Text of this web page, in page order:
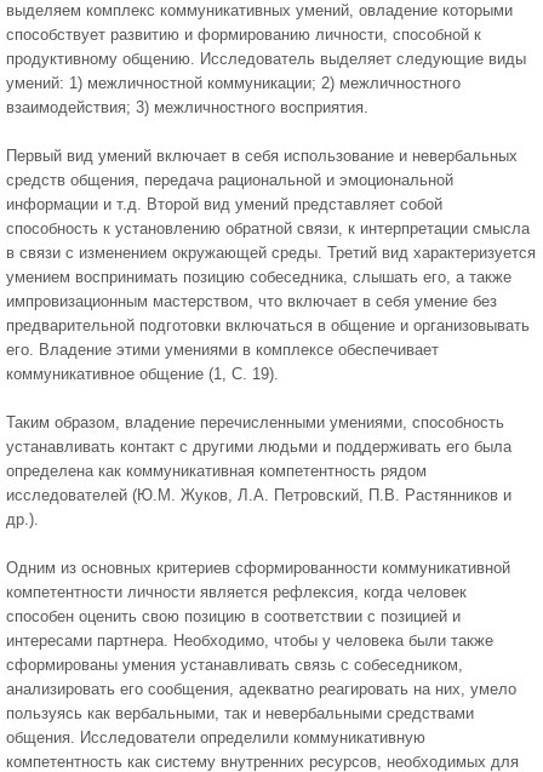
выделяем комплекс коммуникативных умений, овладение которыми
способствует развитию и формированию личности, способной к
продуктивному общению. Исследователь выделяет следующие виды
умений: 1) межличностной коммуникации; 2) межличностного
взаимодействия; 3) межличностного восприятия.
Первый вид умений включает в себя использование и невербальных
средств общения, передача рациональной и эмоциональной
информации и т.д. Второй вид умений представляет собой
способность к установлению обратной связи, к интерпретации смысла
в связи с изменением окружающей среды. Третий вид характеризуется
умением воспринимать позицию собеседника, слышать его, а также
импровизационным мастерством, что включает в себя умение без
предварительной подготовки включаться в общение и организовывать
его. Владение этими умениями в комплексе обеспечивает
коммуникативное общение (1, С. 19).
Таким образом, владение перечисленными умениями, способность
устанавливать контакт с другими людьми и поддерживать его была
определена как коммуникативная компетентность рядом
исследователей (Ю.М. Жуков, Л.А. Петровский, П.В. Растянников и
др.).
Одним из основных критериев сформированности коммуникативной
компетентности личности является рефлексия, когда человек
способен оценить свою позицию в соответствии с позицией и
интересами партнера. Необходимо, чтобы у человека были также
сформированы умения устанавливать связь с собеседником,
анализировать его сообщения, адекватно реагировать на них, умело
пользуясь как вербальными, так и невербальными средствами
общения. Исследователи определили коммуникативную
компетентность как систему внутренних ресурсов, необходимых для